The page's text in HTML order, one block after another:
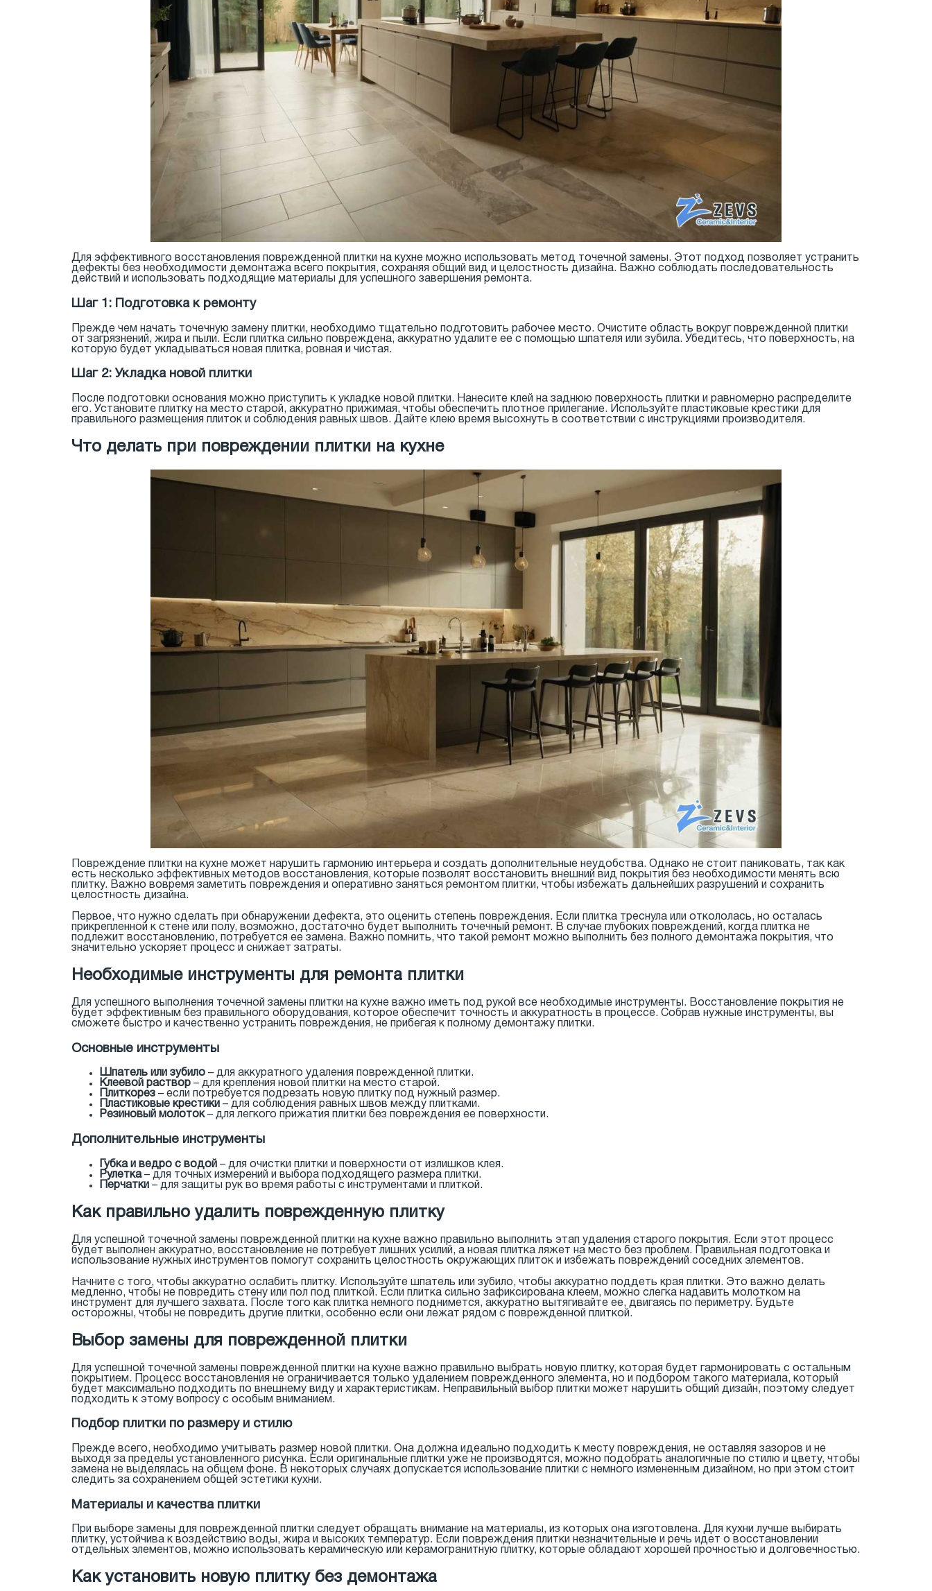
Для эффективного восстановления поврежденной плитки на кухне можно использовать метод точечной замены. Этот подход позволяет устранить
дефекты без необходимости демонтажа всего покрытия, сохраняя общий вид и целостность дизайна. Важно соблюдать последовательность
действий и использовать подходящие материалы для успешного завершения ремонта.
Шаг 1: Подготовка к ремонту
Прежде чем начать точечную замену плитки, необходимо тщательно подготовить рабочее место. Очистите область вокруг поврежденной плитки
от загрязнений, жира и пыли. Если плитка сильно повреждена, аккуратно удалите ее с помощью шпателя или зубила. Убедитесь, что поверхность, на
которую будет укладываться новая плитка, ровная и чистая.
Шаг 2: Укладка новой плитки
После подготовки основания можно приступить к укладке новой плитки. Нанесите клей на заднюю поверхность плитки и равномерно распределите
его. Установите плитку на место старой, аккуратно прижимая, чтобы обеспечить плотное прилегание. Используйте пластиковые крестики для
правильного размещения плиток и соблюдения равных швов. Дайте клею время высохнуть в соответствии с инструкциями производителя.
Что делать при повреждении плитки на кухне
Повреждение плитки на кухне может нарушить гармонию интерьера и создать дополнительные неудобства. Однако не стоит паниковать, так как
есть несколько эффективных методов восстановления, которые позволят восстановить внешний вид покрытия без необходимости менять всю
плитку. Важно вовремя заметить повреждения и оперативно заняться ремонтом плитки, чтобы избежать дальнейших разрушений и сохранить
целостность дизайна.
Первое, что нужно сделать при обнаружении дефекта, это оценить степень повреждения. Если плитка треснула или откололась, но осталась
прикрепленной к стене или полу, возможно, достаточно будет выполнить точечный ремонт. В случае глубоких повреждений, когда плитка не
подлежит восстановлению, потребуется ее замена. Важно помнить, что такой ремонт можно выполнить без полного демонтажа покрытия, что
значительно ускоряет процесс и снижает затраты.
Необходимые инструменты для ремонта плитки
Для успешного выполнения точечной замены плитки на кухне важно иметь под рукой все необходимые инструменты. Восстановление покрытия не
будет эффективным без правильного оборудования, которое обеспечит точность и аккуратность в процессе. Собрав нужные инструменты, вы
сможете быстро и качественно устранить повреждения, не прибегая к полному демонтажу плитки.
Основные инструменты
Шпатель или зубило – для аккуратного удаления поврежденной плитки.
Клеевой раствор – для крепления новой плитки на место старой.
Плиткорез – если потребуется подрезать новую плитку под нужный размер.
Пластиковые крестики – для соблюдения равных швов между плитками.
Резиновый молоток– для легкого прижатия плитки без повреждения ее поверхности.
Дополнительные инструменты
Губка и ведро с водой – для очистки плитки и поверхности от излишков клея.
Рулетка– для точных измерений и выбора подходящего размера плитки.
Перчатки – для защиты рук во время работы с инструментами и плиткой.
Как правильно удалить поврежденную плитку
Для успешной точечной замены поврежденной плитки на кухне важно правильно выполнить этап удаления старого покрытия. Если этот процесс
будет выполнен аккуратно, восстановление не потребует лишних усилий, а новая плитка ляжет на место без проблем. Правильная подготовка и
использование нужных инструментов помогут сохранить целостность окружающих плиток и избежать повреждений соседних элементов.
Начните с того, чтобы аккуратно ослабить плитку. Используйте шпатель или зубило, чтобы аккуратно поддеть края плитки. Это важно делать
медленно, чтобы не повредить стену или пол под плиткой. Если плитка сильно зафиксирована клеем, можно слегка надавить молотком на
инструмент для лучшего захвата. После того как плитка немного поднимется, аккуратно вытягивайте ее, двигаясь по периметру. Будьте
осторожны, чтобы не повредить другие плитки, особенно если они лежат рядом с поврежденной плиткой.
Выбор замены для поврежденной плитки
Для успешной точечной замены поврежденной плитки на кухне важно правильно выбрать новую плитку, которая будет гармонировать с остальным
покрытием. Процесс восстановления не ограничивается только удалением поврежденного элемента, но и подбором такого материала, который
будет максимально подходить по внешнему виду и характеристикам. Неправильный выбор плитки может нарушить общий дизайн, поэтому следует
подходить к этому вопросу с особым вниманием.
Подбор плитки по размеру и стилю
Прежде всего, необходимо учитывать размер новой плитки. Она должна идеально подходить к месту повреждения, не оставляя зазоров и не
выходя за пределы установленного рисунка. Если оригинальные плитки уже не производятся, можно подобрать аналогичные по стилю и цвету, чтобы
замена не выделялась на общем фоне. В некоторых случаях допускается использование плитки с немного измененным дизайном, но при этом стоит
следить за сохранением общей эстетики кухни.
Материалы и качества плитки
При выборе замены для поврежденной плитки следует обращать внимание на материалы, из которых она изготовлена. Для кухни лучше выбирать
плитку, устойчива к воздействию воды, жира и высоких температур. Если повреждения плитки незначительные и речь идет о восстановлении
отдельных элементов, можно использовать керамическую или керамогранитную плитку, которые обладают хорошей прочностью и долговечностью.
Как установить новую плитку без демонтажа